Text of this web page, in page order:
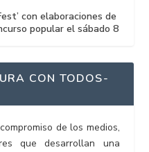
con elaboraciones de
popular el sábado 8
CON TODOS-
de los medios,
que desarrollan una